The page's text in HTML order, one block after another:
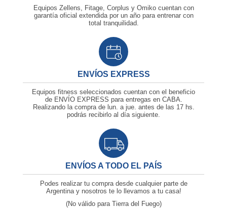
Equipos Zellens, Fitage, Corplus y Omiko cuentan con
garantía oficial extendida por un año para entrenar con
total tranquilidad.
ENVÍOS EXPRESS
Equipos fitness seleccionados cuentan con el beneficio
de ENVÍO EXPRESS para entregas en CABA.
Realizando la compra de lun. a jue. antes de las 17 hs.
podrás recibirlo al día siguiente.
ENVÍOS A TODO EL PAÍS
Podes realizar tu compra desde cualquier parte de
Argentina y nosotros te lo llevamos a tu casa!
(No válido para Tierra del Fuego)